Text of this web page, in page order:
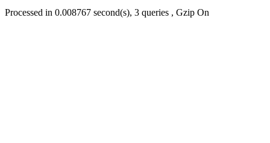
Processed in 0.008767 second(s), 3 queries , Gzip On